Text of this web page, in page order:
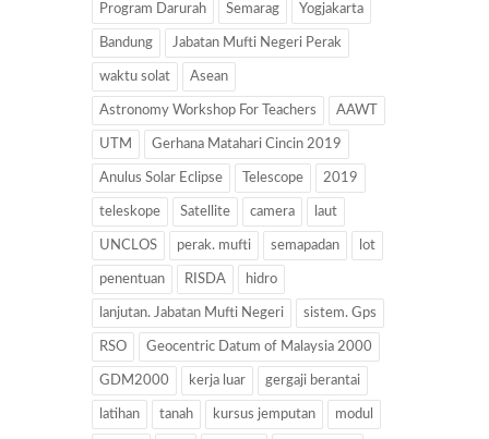
Program Darurah Semarag Yogjakarta
Bandung Jabatan Mufti Negeri Perak
waktu solat Asean
Astronomy Workshop For Teachers AAWT
UTM Gerhana Matahari Cincin 2019
Anulus Solar Eclipse Telescope 2019
teleskope Satellite camera laut
UNCLOS perak. mufti semapadan lot
penentuan RISDA hidro
lanjutan. Jabatan Mufti Negeri sistem. Gps
RSO Geocentric Datum of Malaysia 2000
GDM2000 kerja luar gergaji berantai
latihan tanah kursus jemputan modul